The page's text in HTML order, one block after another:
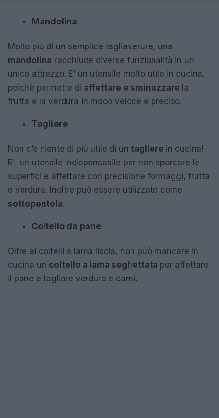
Mandolina
Molto più di un semplice tagliaverure, una
mandolina racchiude diverse funzionalità in un
unico attrezzo. E’ un utensile molto utile in cucina,
poichè permette di affettare e sminuzzare la
frutta e la verdura in mdoo veloce e preciso.
Tagliere
Non c’è niente di più utile di un tagliere in cucina!
E’ un utensile indispensabile per non sporcare le
superfici e affettare con precisione formaggi, frutta
e verdura. Inoltre può essere utilizzato come
sottopentola.
Coltello da pane
Oltre ai coltelli a lama liscia, non può mancare in
cucina un coltello a lama seghettata per affettare
il pane e tagliare verdura e carni.